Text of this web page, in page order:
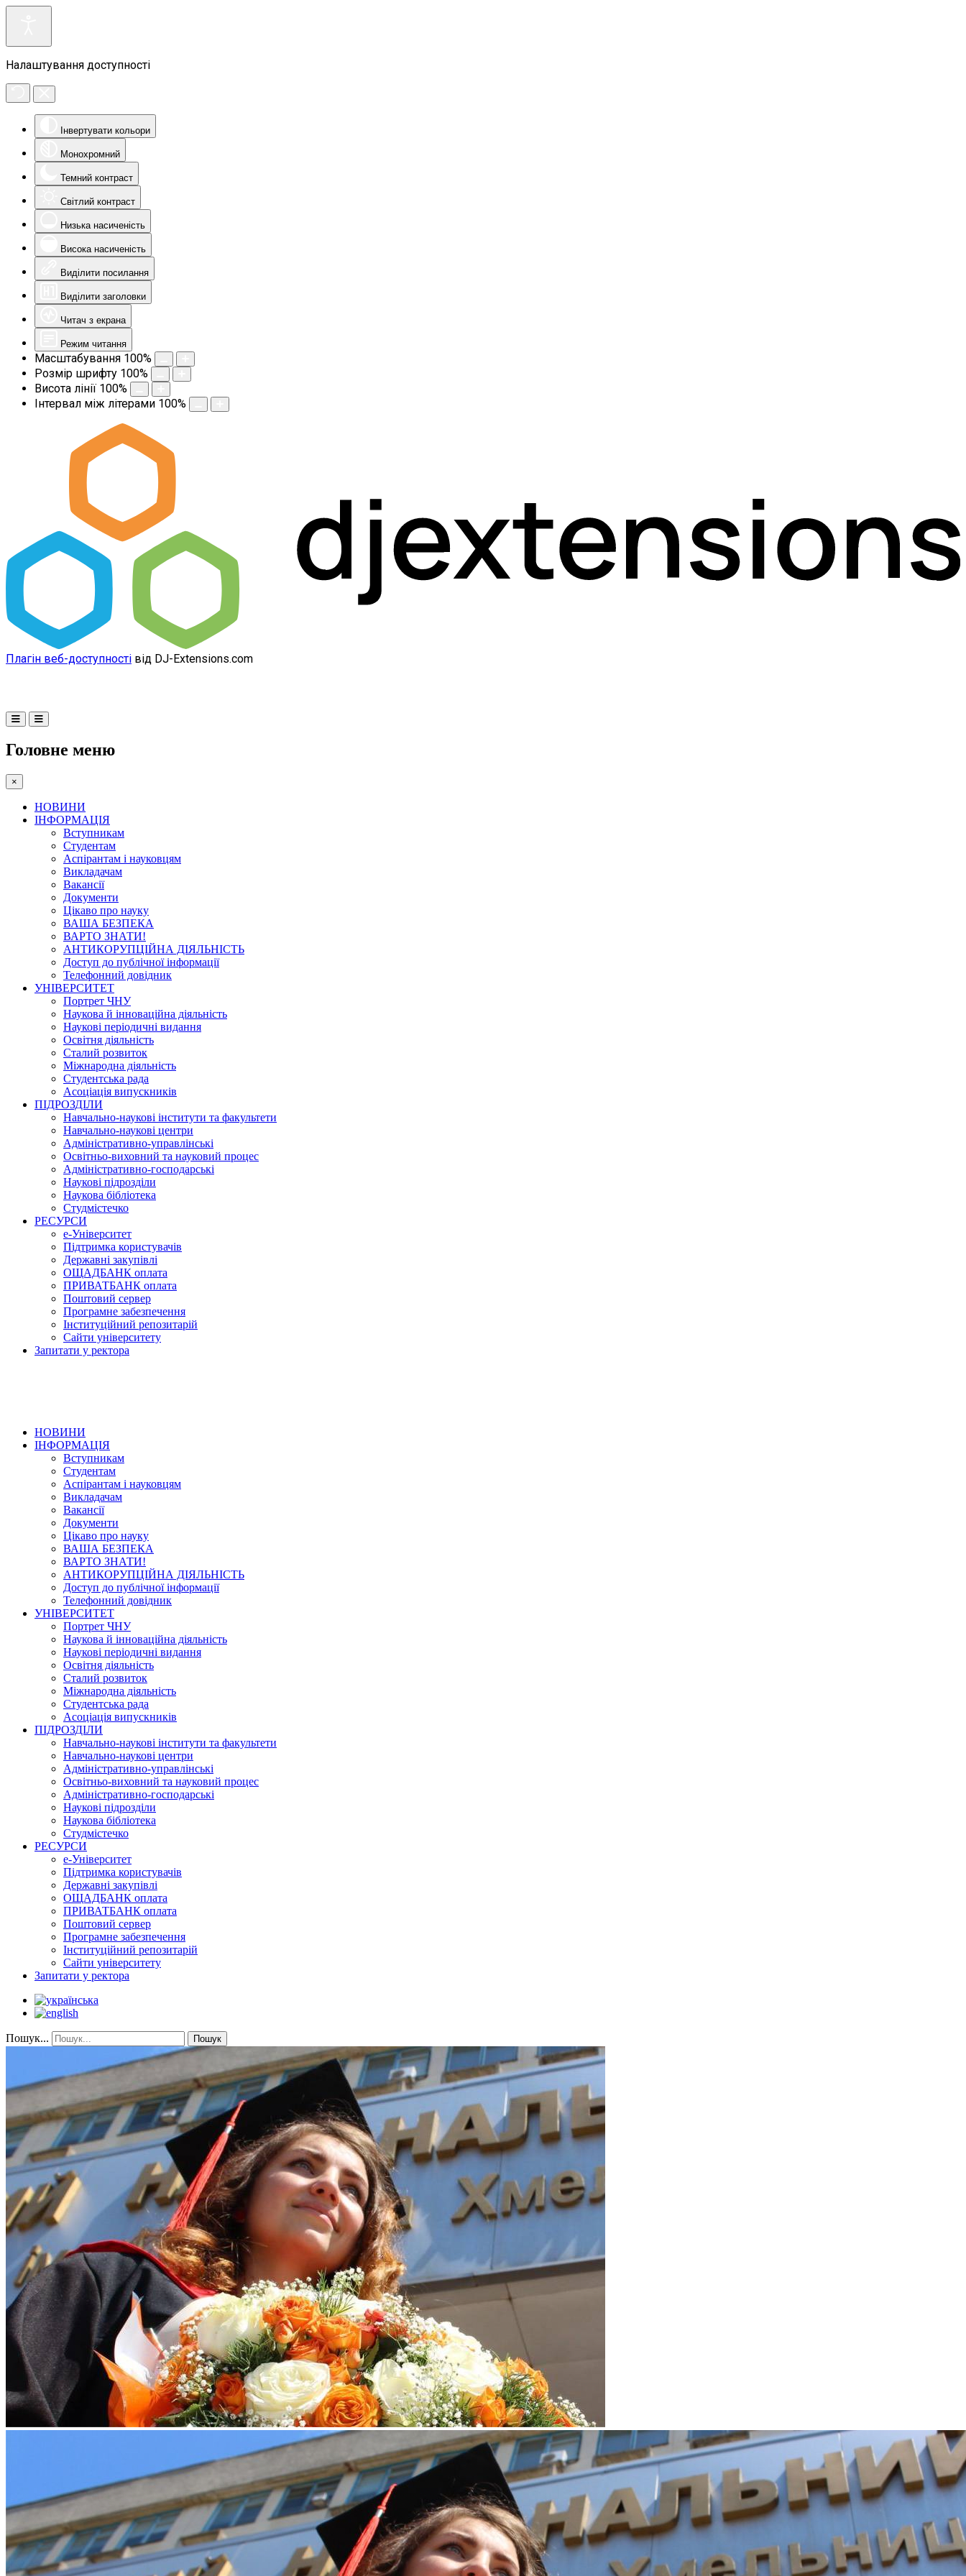
Налаштування доступності
Інвертувати кольори
Монохромний
Темний контраст
Світлий контраст
Низька насиченість
Висока насиченість
Виділити посилання
Виділити заголовки
Читач з екрана
Режим читання
Масштабування 100%
Розмір шрифту 100%
Висота лінії 100%
Інтервал між літерами 100%
Плагін веб-доступності від DJ-Extensions.com
Головне меню
×
НОВИНИ
ІНФОРМАЦІЯ
Вступникам
Студентам
Аспірантам і науковцям
Викладачам
Вакансії
Документи
Цікаво про науку
ВАША БЕЗПЕКА
ВАРТО ЗНАТИ!
АНТИКОРУПЦІЙНА ДІЯЛЬНІСТЬ
Доступ до публічної інформації
Телефонний довідник
УНІВЕРСИТЕТ
Портрет ЧНУ
Наукова й інноваційна діяльність
Наукові періодичні видання
Освітня діяльність
Сталий розвиток
Міжнародна діяльність
Студентська рада
Асоціація випускників
ПІДРОЗДІЛИ
Навчально-наукові інститути та факультети
Навчально-наукові центри
Адміністративно-управлінські
Освітньо-виховний та науковий процес
Адміністративно-господарські
Наукові підрозділи
Наукова бібліотека
Студмістечко
РЕСУРСИ
е-Університет
Підтримка користувачів
Державні закупівлі
ОЩАДБАНК оплата
ПРИВАТБАНК оплата
Поштовий сервер
Програмне забезпечення
Інституційний репозитарій
Сайти університету
Запитати у ректора
НОВИНИ
ІНФОРМАЦІЯ
Вступникам
Студентам
Аспірантам і науковцям
Викладачам
Вакансії
Документи
Цікаво про науку
ВАША БЕЗПЕКА
ВАРТО ЗНАТИ!
АНТИКОРУПЦІЙНА ДІЯЛЬНІСТЬ
Доступ до публічної інформації
Телефонний довідник
УНІВЕРСИТЕТ
Портрет ЧНУ
Наукова й інноваційна діяльність
Наукові періодичні видання
Освітня діяльність
Сталий розвиток
Міжнародна діяльність
Студентська рада
Асоціація випускників
ПІДРОЗДІЛИ
Навчально-наукові інститути та факультети
Навчально-наукові центри
Адміністративно-управлінські
Освітньо-виховний та науковий процес
Адміністративно-господарські
Наукові підрозділи
Наукова бібліотека
Студмістечко
РЕСУРСИ
е-Університет
Підтримка користувачів
Державні закупівлі
ОЩАДБАНК оплата
ПРИВАТБАНК оплата
Поштовий сервер
Програмне забезпечення
Інституційний репозитарій
Сайти університету
Запитати у ректора
Пошук... Пошук